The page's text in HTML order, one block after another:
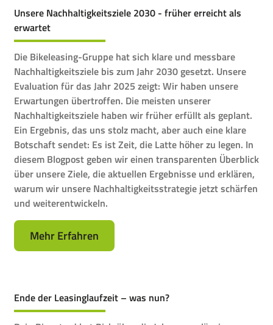
Unsere Nachhaltigkeitsziele 2030 - früher erreicht als
erwartet
Die Bikeleasing-Gruppe hat sich klare und messbare
Nachhaltigkeitsziele bis zum Jahr 2030 gesetzt. Unsere
Evaluation für das Jahr 2025 zeigt: Wir haben unsere
Erwartungen übertroffen. Die meisten unserer
Nachhaltigkeitsziele haben wir früher erfüllt als geplant.
Ein Ergebnis, das uns stolz macht, aber auch eine klare
Botschaft sendet: Es ist Zeit, die Latte höher zu legen. In
diesem Blogpost geben wir einen transparenten Überblick
über unsere Ziele, die aktuellen Ergebnisse und erklären,
warum wir unsere Nachhaltigkeitsstrategie jetzt schärfen
und weiterentwickeln.
Mehr Erfahren
Ende der Leasinglaufzeit – was nun?